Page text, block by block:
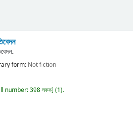
form: Not fiction
number:398 লকক (1).